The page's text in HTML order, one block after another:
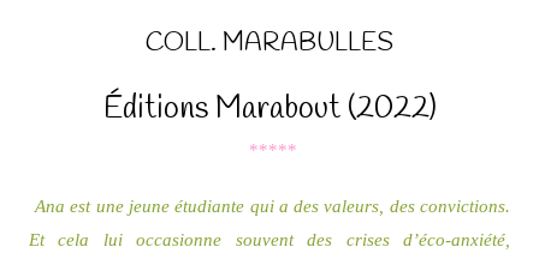
COLL. MARABULLES
Éditions Marabout (2022)
*****
Ana est une jeune étudiante qui a des valeurs, des convictions.
Et cela lui occasionne souvent des crises d’éco-anxiété,